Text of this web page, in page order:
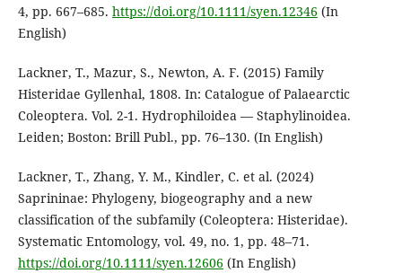
4, pp. 667–685. https://doi.org/10.1111/syen.12346 (In
English)
Lackner, T., Mazur, S., Newton, A. F. (2015) Family
Histeridae Gyllenhal, 1808. In: Catalogue of Palaearctic
Coleoptera. Vol. 2-1. Hydrophiloidea — Staphylinoidea.
Leiden; Boston: Brill Publ., pp. 76–130. (In English)
Lackner, T., Zhang, Y. M., Kindler, C. et al. (2024)
Saprininae: Phylogeny, biogeography and a new
classification of the subfamily (Coleoptera: Histeridae).
Systematic Entomology, vol. 49, no. 1, pp. 48–71.
https://doi.org/10.1111/syen.12606 (In English)